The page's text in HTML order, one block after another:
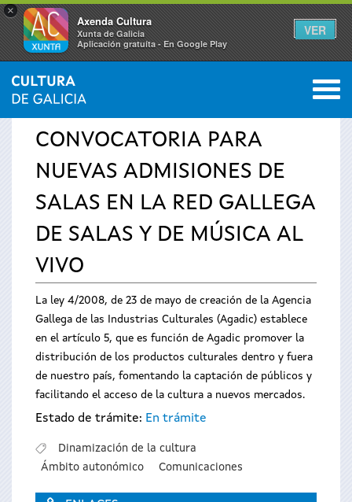
×
Axenda Cultura
Xunta de Galicia
Aplicación gratuíta - En Google Play
VER
Se
usted
aquí
INICIO › SERVICIOS 0
CONVOCATORIA PARA
NUEVAS ADMISIONES DE
SALAS EN LA RED GALLEGA
DE SALAS Y DE MÚSICA AL
VIVO
La ley 4/2008, de 23 de mayo de creación de la Agencia
Gallega de las Industrias Culturales (Agadic) establece
en el artículo 5, que es función de Agadic promover la
distribución de los productos culturales dentro y fuera
de nuestro país, fomentando la captación de públicos y
facilitando el acceso de la cultura a nuevos mercados.
Estado de trámite: En trámite
Dinamización de la cultura
Ámbito autonómico
Comunicaciones